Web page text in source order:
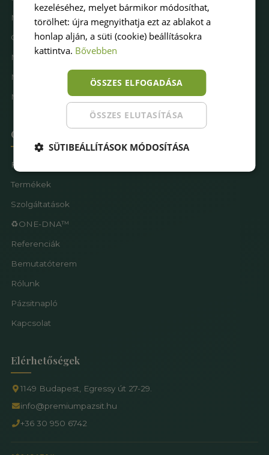
Műfű teraszra
Családbarát műfű
Műfű kutyásoknak
Műfűves sportpálya
Műfű játszótérre
Oldaltérkép
Főoldal
Termékek
Szolgáltatások
♻️ONE-DNA™
Referenciák
Bemutatóterem
Rólunk
Pázsitnapló
Kapcsolat
Elérhetőségek
1149 Budapest, Egressy út 27-29.
info@premiumpazsit.hu
+36 30 950 6742
kezeléséhez, melyet bármikor módosíthat,
törölhet: újra megnyithatja ezt az ablakot a
honlap alján, a süti (cookie) beállításokra
kattintva. Bővebben
ÖSSZES ELFOGADÁSA
ÖSSZES ELUTASÍTÁSA
SÜTIBEÁLLÍTÁSOK MÓDOSÍTÁSA